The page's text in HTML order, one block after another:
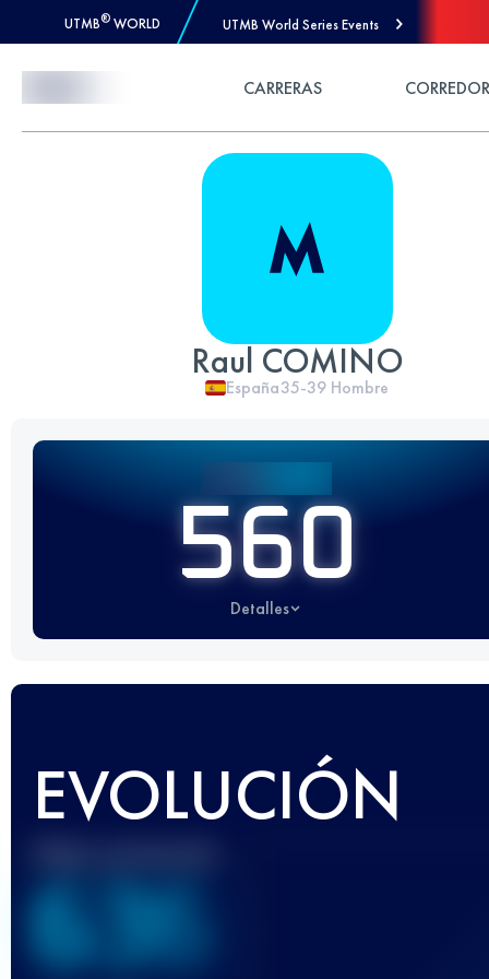
UTMB® WORLD UTMB World Series Events
CARRERAS
Raul COMINO
España35-39 Hombre
560
Detalles
EVOLUCIÓN
636